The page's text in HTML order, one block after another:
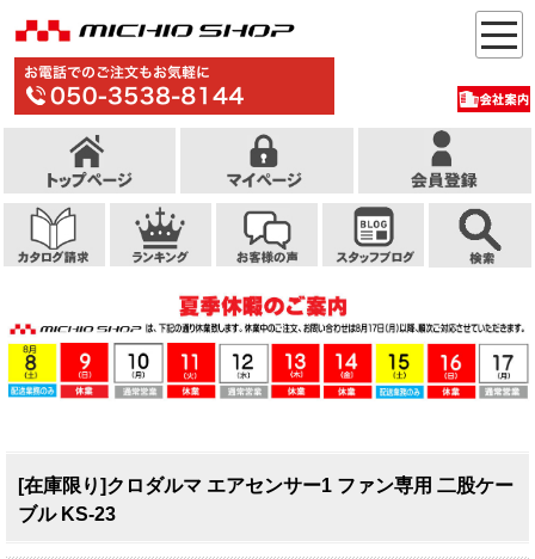
[在庫限り]クロダルマ エアセンサー1 ファン専用 二股ケー
ブル KS-23